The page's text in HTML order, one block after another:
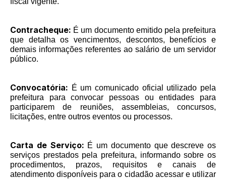
Contracheque: É um documento emitido pela prefeitura
que detalha os vencimentos, descontos, benefícios e
demais informações referentes ao salário de um servidor
público.
Convocatória: É um comunicado oficial utilizado pela
prefeitura para convocar pessoas ou entidades para
participarem de reuniões, assembleias, concursos,
licitações, entre outros eventos ou processos.
Carta de Serviço: É um documento que descreve os
serviços prestados pela prefeitura, informando sobre os
procedimentos, prazos, requisitos e canais de
atendimento disponíveis para o cidadão acessar e utilizar